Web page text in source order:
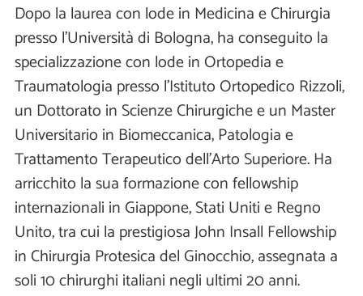
Dopo la laurea con lode in Medicina e Chirurgia
presso l’Università di Bologna, ha conseguito la
specializzazione con lode in Ortopedia e
Traumatologia presso l’Istituto Ortopedico Rizzoli,
un Dottorato in Scienze Chirurgiche e un Master
Universitario in Biomeccanica, Patologia e
Trattamento Terapeutico dell'Arto Superiore. Ha
arricchito la sua formazione con fellowship
internazionali in Giappone, Stati Uniti e Regno
Unito, tra cui la prestigiosa John Insall Fellowship
in Chirurgia Protesica del Ginocchio, assegnata a
soli 10 chirurghi italiani negli ultimi 20 anni.